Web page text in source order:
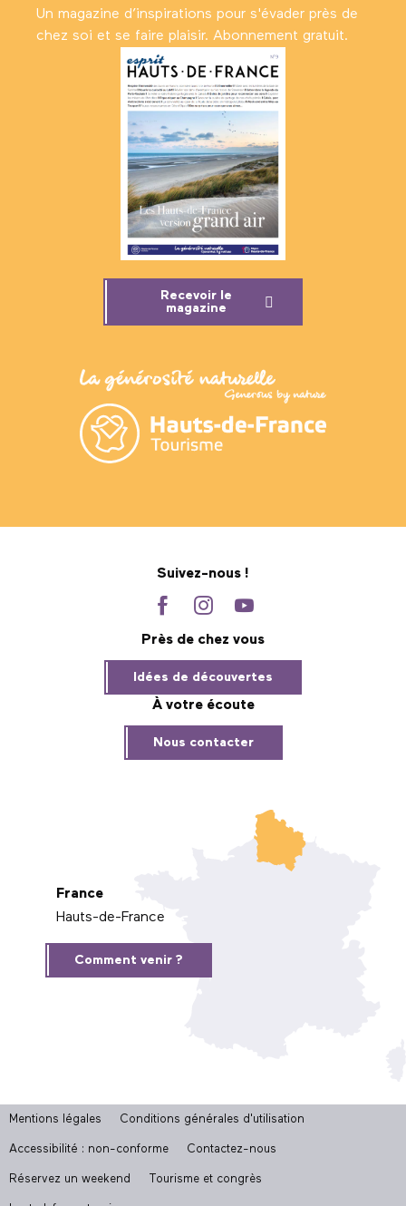
Un magazine d’inspirations pour s'évader près de
chez soi et se faire plaisir. Abonnement gratuit.
Recevoir le
magazine
Suivez-nous !
Près de chez vous
Idées de découvertes
À votre écoute
Nous contacter
France
Hauts-de-France
Comment venir ?
Mentions légales Conditions générales d'utilisation
Accessibilité : non-conforme Contactez-nous
Réservez un weekend Tourisme et congrès